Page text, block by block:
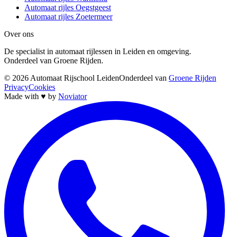
Automaat rijles Oegstgeest
Automaat rijles Zoetermeer
Over ons
De specialist in automaat rijlessen in Leiden en omgeving.
Onderdeel van Groene Rijden.
© 2026 Automaat Rijschool LeidenOnderdeel van Groene Rijden
PrivacyCookies
Made with ♥ by Noviator